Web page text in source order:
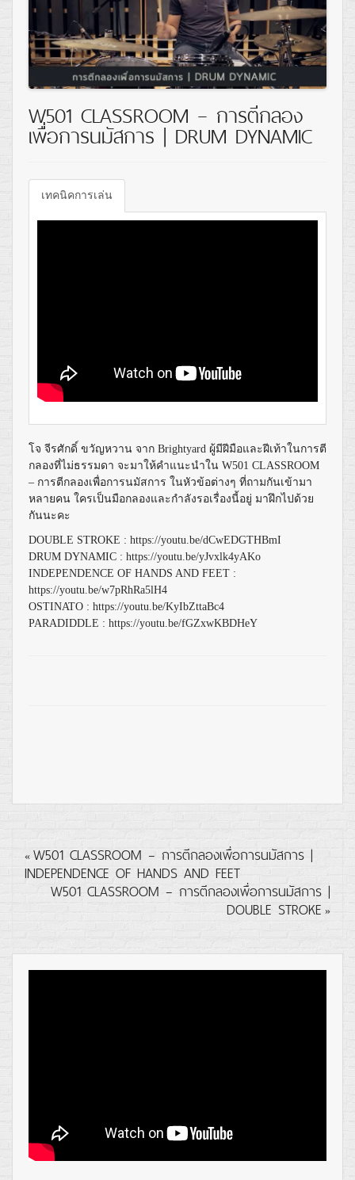
W501 CLASSROOM – การตีกลอง
เพื่อการนมัสการ | DRUM DYNAMIC
เทคนิคการเล่น
โจ จีรศักดิ์ ขวัญหวาน จาก Brightyard ผู้มีฝีมือและฝีเท้าในการตี
กลองที่ไม่ธรรมดา จะมาให้คำแนะนำใน W501 CLASSROOM
– การตีกลองเพื่อการนมัสการ ในหัวข้อต่างๆ ที่ถามกันเข้ามา
หลายคน ใครเป็นมือกลองและกำลังรอเรื่องนี้อยู่ มาฝึกไปด้วย
กันนะคะ
DOUBLE STROKE : https://youtu.be/dCwEDGTHBmI
DRUM DYNAMIC : https://youtu.be/yJvxlk4yAKo
INDEPENDENCE OF HANDS AND FEET :
https://youtu.be/w7pRhRa5lH4
OSTINATO : https://youtu.be/KyIbZttaBc4
PARADIDDLE : https://youtu.be/fGZxwKBDHeY
« W501 CLASSROOM – การตีกลองเพื่อการนมัสการ |
INDEPENDENCE OF HANDS AND FEET
W501 CLASSROOM – การตีกลองเพื่อการนมัสการ |
DOUBLE STROKE »